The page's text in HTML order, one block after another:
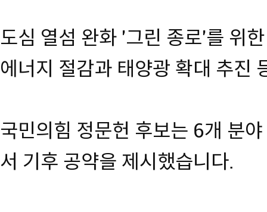
도심 열섬 완화 '그린 종로'를 위
에너지 절감과 태양광 확대 추진
국민의힘 정문헌 후보는 6개 분
서 기후 공약을 제시했습니다.